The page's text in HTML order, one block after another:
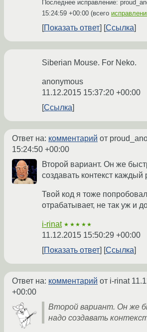
Последнее исправление:
15:24:59 +00:00 (всего
Показать ответ Ссылка
Siberian Mouse. For Neko.
anonymous
11.12.2015 15:37:20 +00:00
Ссылка
Ответ на: комментарий от
15:24:50 +00:00
Второй вариант. Он же
создавать контекст каждый
Твой код я тоже
отрабатывает, не так уж и
i-rinat ★★★★★
11.12.2015 15:50:29 +00:00
Показать ответ
Ссылка
Ответ на: комментарий от i-rinat
+00:00
Второй вариант. Он же
надо создавать